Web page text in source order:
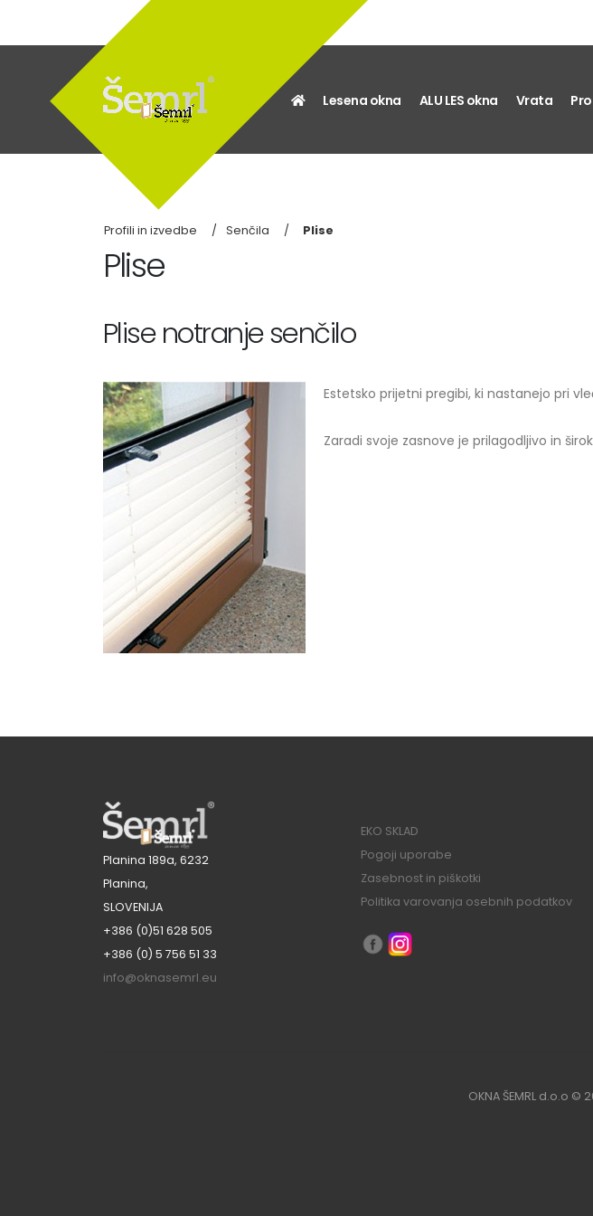
Lesena okna
ALU LES okna Vrata
Profili in izvedbe Senčila Plise
Plise
Plise notranje senčilo
Estetsko prijetni pregibi, ki nastanejo pri
Zaradi svoje zasnove je prilagodljivo in
Planina 189a, 6232
Planina,
SLOVENIJA
+386 (0)51 628 505
+386 (0) 5 756 51 33
info@oknasemrl.eu
EKO SKLAD
Pogoji uporabe
Zasebnost in piškotki
Politika varovanja osebnih podatkov
OKNA ŠEMRL d.o.o